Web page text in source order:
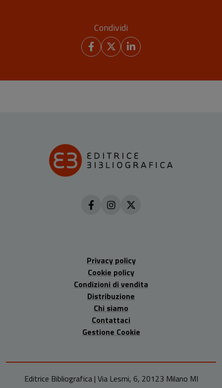
Condividi
Privacy policy
Cookie policy
Condizioni di vendita
Distribuzione
Chi siamo
Contattaci
Gestione Cookie
Editrice Bibliografica | Via Lesmi, 6, 20123 Milano MI